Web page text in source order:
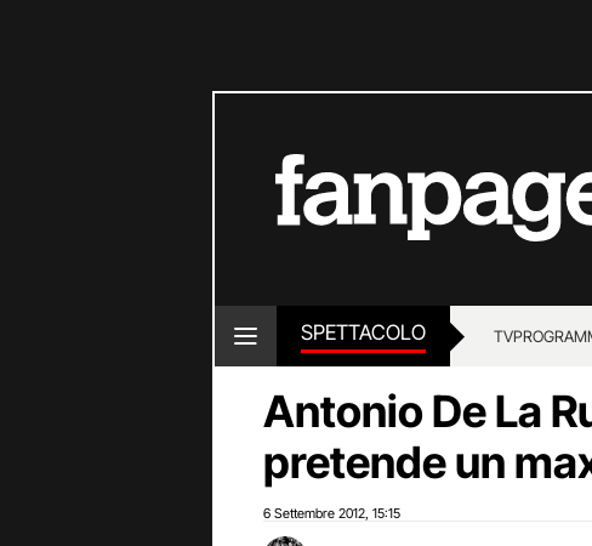
SPETTACOLO TV
Antonio De La
pretende un
6 Settembre 2012 15:15